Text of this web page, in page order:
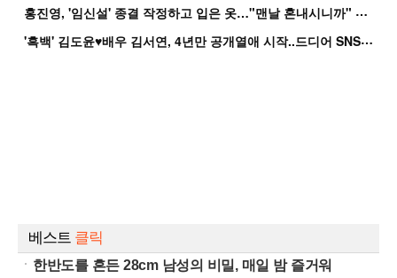
홍
진영, '임신설' 종결 작정하고 입은 옷…"맨날 혼내시니까" 억울
'
흑백' 김도윤♥배우 김서연, 4년만 공개열애 시작..드디어 SNS에 노출 [핫피...